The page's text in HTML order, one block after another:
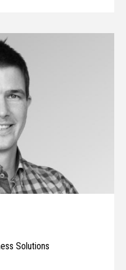
Solutions